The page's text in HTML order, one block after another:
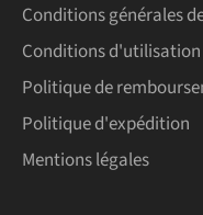
Conditions générales
Conditions d'utilisation
Politique de
Politique d'expédition
Mentions légales